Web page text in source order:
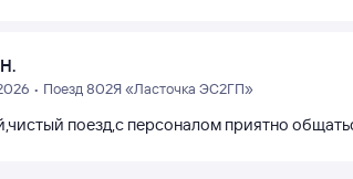
• Поезд 802Я «Ласточка ЭС2ГП»
поезд,с персоналом приятно